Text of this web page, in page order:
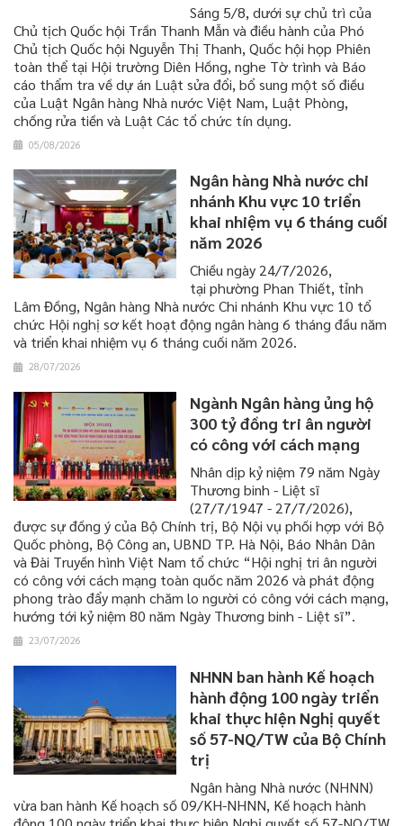
​​​​​​​Sáng 5/8, dưới sự chủ trì của
Chủ tịch Quốc hội Trần Thanh Mẫn và điều hành của Phó
Chủ tịch Quốc hội Nguyễn Thị Thanh, Quốc hội họp Phiên
toàn thể tại Hội trường Diên Hồng, nghe Tờ trình và Báo
cáo thẩm tra về dự án Luật sửa đổi, bổ sung một số điều
của Luật Ngân hàng Nhà nước Việt Nam, Luật Phòng,
chống rửa tiền và Luật Các tổ chức tín dụng.
05/08/2026
Ngân hàng Nhà nước chi
nhánh Khu vực 10 triển
khai nhiệm vụ 6 tháng cuối
năm 2026
Chiều ngày 24/7/2026,
tại phường Phan Thiết, tỉnh
Lâm Đồng, Ngân hàng Nhà nước Chi nhánh Khu vực 10 tổ
chức Hội nghị sơ kết hoạt động ngân hàng 6 tháng đầu năm
và triển khai nhiệm vụ 6 tháng cuối năm 2026.
28/07/2026
Ngành Ngân hàng ủng hộ
300 tỷ đồng tri ân người
có công với cách mạng
​​​​​​​Nhân dịp kỷ niệm 79 năm Ngày
Thương binh - Liệt sĩ
(27/7/1947 - 27/7/2026),
được sự đồng ý của Bộ Chính trị, Bộ Nội vụ phối hợp với Bộ
Quốc phòng, Bộ Công an, UBND TP. Hà Nội, Báo Nhân Dân
và Đài Truyền hình Việt Nam tổ chức “Hội nghị tri ân người
có công với cách mạng toàn quốc năm 2026 và phát động
phong trào đẩy mạnh chăm lo người có công với cách mạng,
hướng tới kỷ niệm 80 năm Ngày Thương binh - Liệt sĩ”.
23/07/2026
NHNN ban hành Kế hoạch
hành động 100 ngày triển
khai thực hiện Nghị quyết
số 57-NQ/TW của Bộ Chính
trị
​​​​​​​Ngân hàng Nhà nước (NHNN)
vừa ban hành Kế hoạch số 09/KH-NHNN, Kế hoạch hành